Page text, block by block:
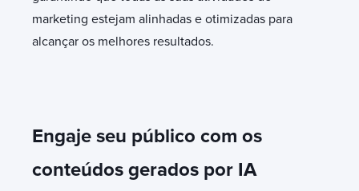
marketing estejam alinhadas e otimizadas para
alcançar os melhores resultados.
Engaje seu público com os
conteúdos gerados por IA